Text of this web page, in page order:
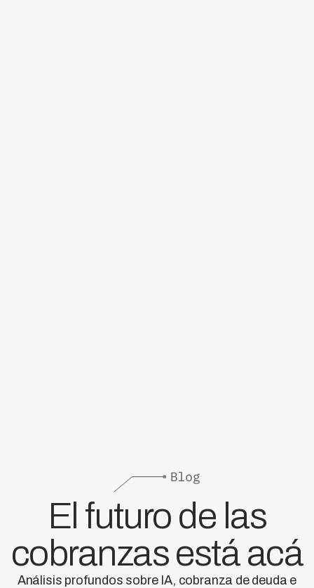
El futuro de las
cobranzas está acá
Análisis profundos sobre IA, cobranza de deuda e